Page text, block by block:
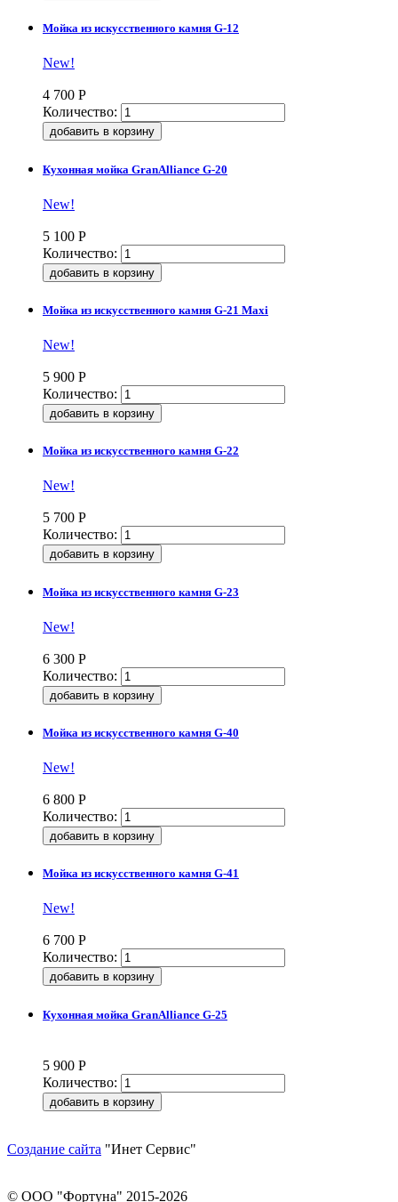
Мойка из искусственного камня G-12
New!
4 700 Р
Количество:
Кухонная мойка GranAlliance G-20
New!
5 100 Р
Количество:
Мойка из искусственного камня G-21 Maxi
New!
5 900 Р
Количество:
Мойка из искусственного камня G-22
New!
5 700 Р
Количество:
Мойка из искусственного камня G-23
New!
6 300 Р
Количество:
Мойка из искусственного камня G-40
New!
6 800 Р
Количество:
Мойка из искусственного камня G-41
New!
6 700 Р
Количество:
Кухонная мойка GranAlliance G-25
5 900 Р
Количество:
Создание сайта "Инет Сервис"
© ООО "Фортуна" 2015-2026